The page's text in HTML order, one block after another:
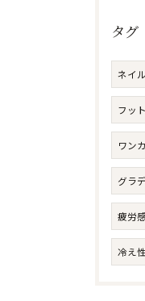
タグ
ネイル
フット
ワン
グラ
疲労
冷え性